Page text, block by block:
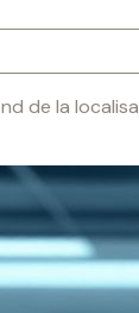
de la